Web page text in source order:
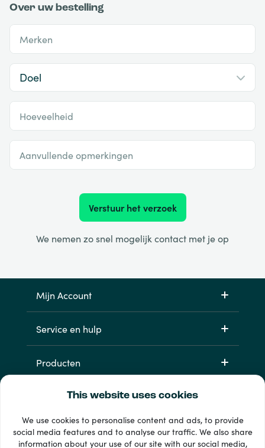
This website uses cookies
We use cookies to personalise content and ads, to provide
social media features and to analyse our traffic. We also share
information about your use of our site with our social media,
Over uw bestelling
Merken
Hoeveelheid
Aanvullende opmerkingen
Verstuur het verzoek
We nemen zo snel mogelijk contact met je op
Mijn Account
Service en hulp
Producten